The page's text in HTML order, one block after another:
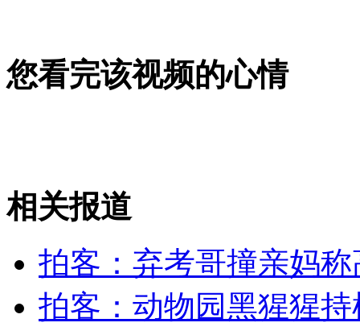
女孩北京地铁殴打老人 痛下狠手拳打脚踢
您看完该视频的心情
相关报道
拍客：弃考哥撞亲妈
拍客：动物园黑猩猩